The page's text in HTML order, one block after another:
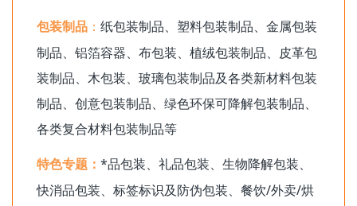
包装制品 ： 纸包装制品、塑料包装制品、金属包装
制品、铝箔容器、布包装、植绒包装制品、皮革包
装制品、木包装、玻璃包装制品及各类新材料包装
制品、创意包装制品、绿色环保可降解包装制品、
各类复合材料包装制品等
特色专题： *品包装、礼品包装、生物降解包装、
快消品包装、标签标识及防伪包装、餐饮/外卖/烘